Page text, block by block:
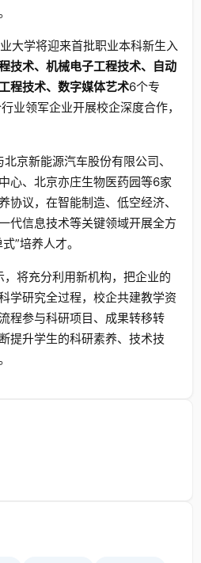
大学将迎来首批职业本科新生入
技术、机械电子工程技术、自动
程技术、数字媒体艺术6个专
业领军企业开展校企深度合作，
京新能源汽车股份有限公司、
心、北京亦庄生物医药园等6家
协议，在智能制造、低空经济、
代信息技术等关键领域开展全方
”培养人才。
将充分利用新机构，把企业的
学研究全过程，校企共建教学资
程参与科研项目、成果转移转
提升学生的科研素养、技术技